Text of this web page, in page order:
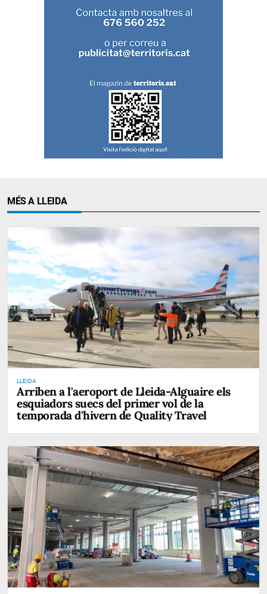
MÉS A LLEIDA
LLEIDA
Arriben a l'aeroport de Lleida-Alguaire els
esquiadors suecs del primer vol de la
temporada d'hivern de Quality Travel